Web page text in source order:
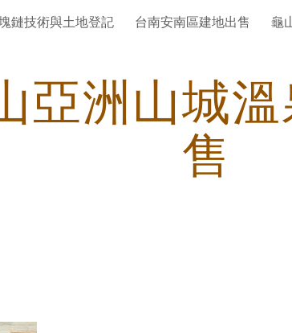
Skip to main content
鏈技術與土地登記 台南安南區建地出售 龜
亞洲山城溫
售